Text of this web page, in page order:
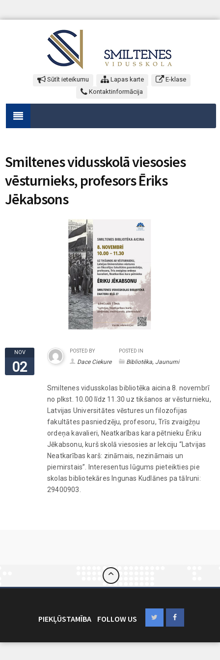
Sūtīt ieteikumu Lapas karte
E-klase
Kontaktinformācija
Smiltenes vidusskolā viesosies
vēsturnieks, profesors Ēriks
Jēkabsons
NOV
02
POSTED BY
Dace Ciekure
POSTED IN
Bibliotēka, Jaunumi
Smiltenes vidusskolas bibliotēka aicina 8. novembrī
no plkst. 10.00 līdz 11.30 uz tikšanos ar vēsturnieku,
Latvijas Universitātes vēstures un filozofijas
fakultātes pasniedzēju, profesoru, Trīs zvaigžņu
ordeņa kavalieri, Neatkarības kara pētnieku Ēriku
Jēkabsonu, kurš skolā viesosies ar lekciju “Latvijas
Neatkarības karš: zināmais, nezināmais un
piemirstais”. Interesentus lūgums pieteikties pie
skolas bibliotekāres Ingunas Kudlānes pa tālruni:
29400903.
PIEKĻŪSTAMĪBA FOLLOW US